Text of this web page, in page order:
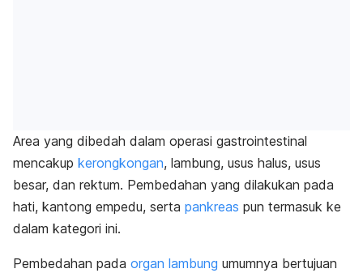
Area yang dibedah dalam operasi gastrointestinal
mencakup kerongkongan, lambung, usus halus, usus
besar, dan rektum. Pembedahan yang dilakukan pada
hati, kantong empedu, serta pankreas pun termasuk ke
dalam kategori ini.
Pembedahan pada organ lambung umumnya bertujuan